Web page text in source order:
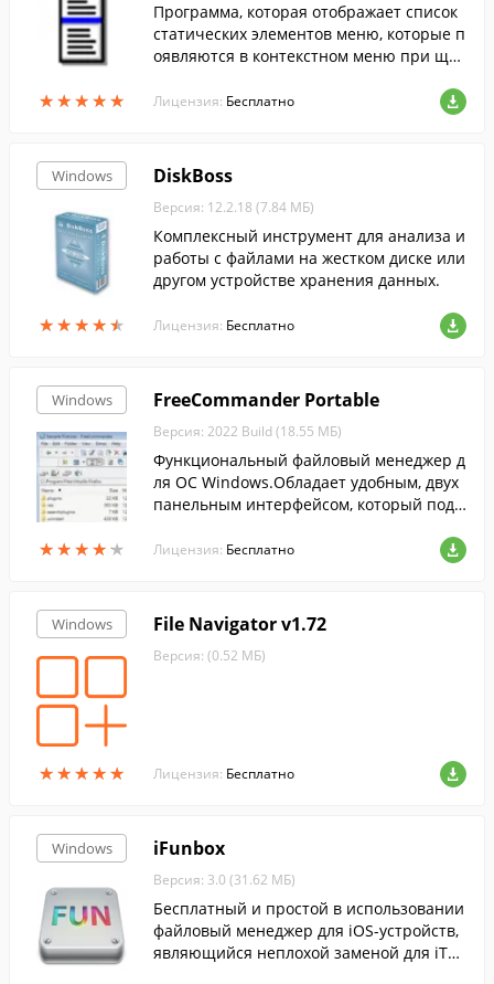
★★★★★
★★★★★
Программа, которая отображает список
статических элементов меню, которые п
оявляются в контекстном меню при щел
пке в Проводнике, и позволяет легко отк
Лицензия: Бесплатно
Windows
★★★★★
★★★★★
DiskBoss
Версия: 12.2.18 (7.84 МБ)
Комплексный инструмент для анализа и
работы с файлами на жестком диске или
другом устройстве хранения данных.
Лицензия: Бесплатно
Windows
★★★★★
★★★★★
FreeCommander Portable
Версия: 2022 Build (18.55 МБ)
Функциональный файловый менеджер д
ля ОС Windows.Обладает удобным, двух
панельным интерфейсом, который подд
Лицензия: Бесплатно
Windows
★★★★★
★★★★★
File Navigator v1.72
Версия: (0.52 МБ)
Лицензия: Бесплатно
Windows iFunbox
Версия: 3.0 (31.62 МБ)
Бесплатный и простой в использовании
файловый менеджер для iOS-устройств,
являющийся неплохой заменой для iTu